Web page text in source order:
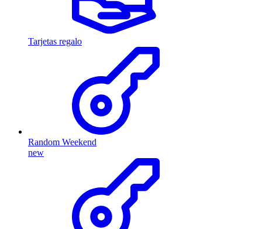
Tarjetas regalo
Random Weekend
new